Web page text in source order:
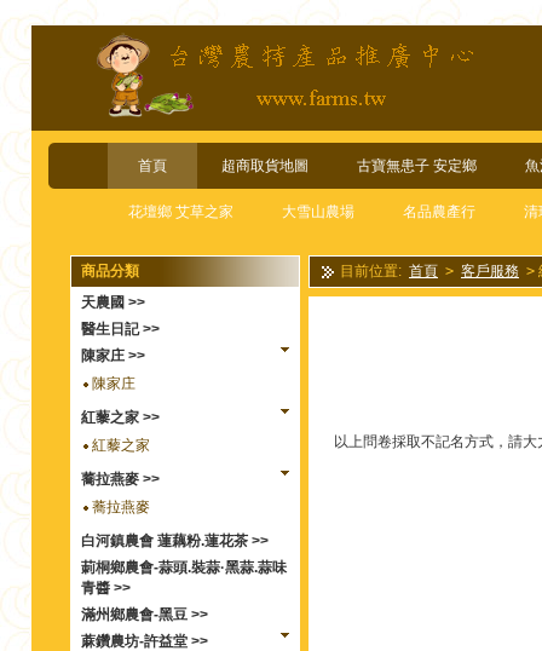
首頁 超商取貨地圖 古寶無患子 安定鄉
花壇鄉 艾草之家 大雪山農場 名品農產行 清
商品分類
天農國 >>
醫生日記 >>
陳家庄 >>
陳家庄
紅藜之家 >>
紅藜之家
蕎拉燕麥 >>
蕎拉燕麥
白河鎮農會 蓮藕粉.蓮花茶 >>
莿桐鄉農會-蒜頭.裝蒜·黑蒜.蒜味
青醬 >>
滿州鄉農會-黑豆 >>
蔴鑽農坊-許益堂 >>
目前位置: 首頁 > 客戶服務 >
以上問卷採取不記名方式，請